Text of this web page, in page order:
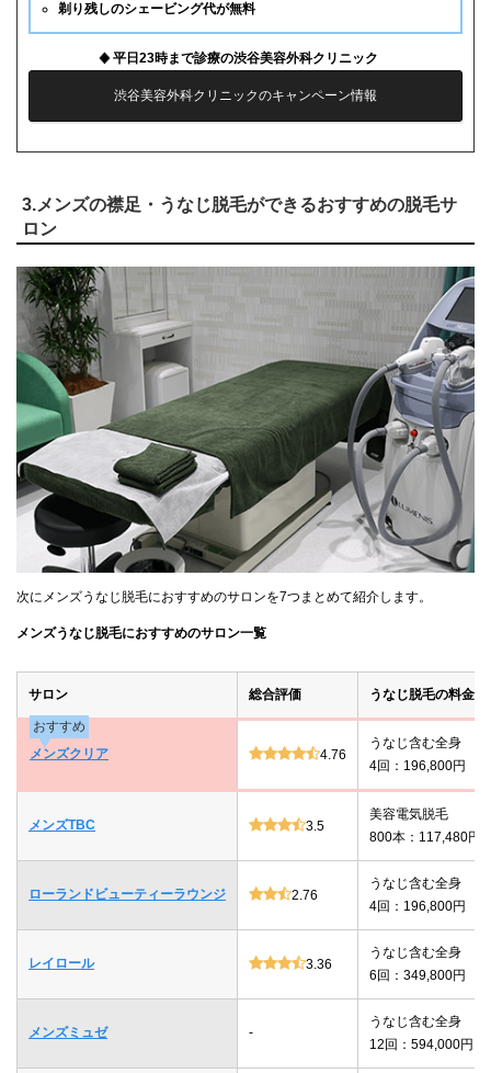
剃り残しのシェービング代が無料
平日23時まで診療の渋谷美容外科クリニック
渋谷美容外科クリニックのキャンペーン情報
3.メンズの襟足・うなじ脱毛ができるおすすめの脱毛サ
ロン
次にメンズうなじ脱毛におすすめのサロンを7つまとめて紹介します。
メンズうなじ脱毛におすすめのサロン一覧
サロン 総合評価 うなじ脱毛の料金
おすすめ
メンズクリア
4.76
うなじ含む全身
4回：196,800円
メンズTBC 3.5
美容電気脱毛
800本：117,480円
ローランドビューティーラウンジ 2.76
うなじ含む全身
4回：196,800円
レイロール 3.36
うなじ含む全身
6回：349,800円
メンズミュゼ -
うなじ含む全身
12回：594,000円